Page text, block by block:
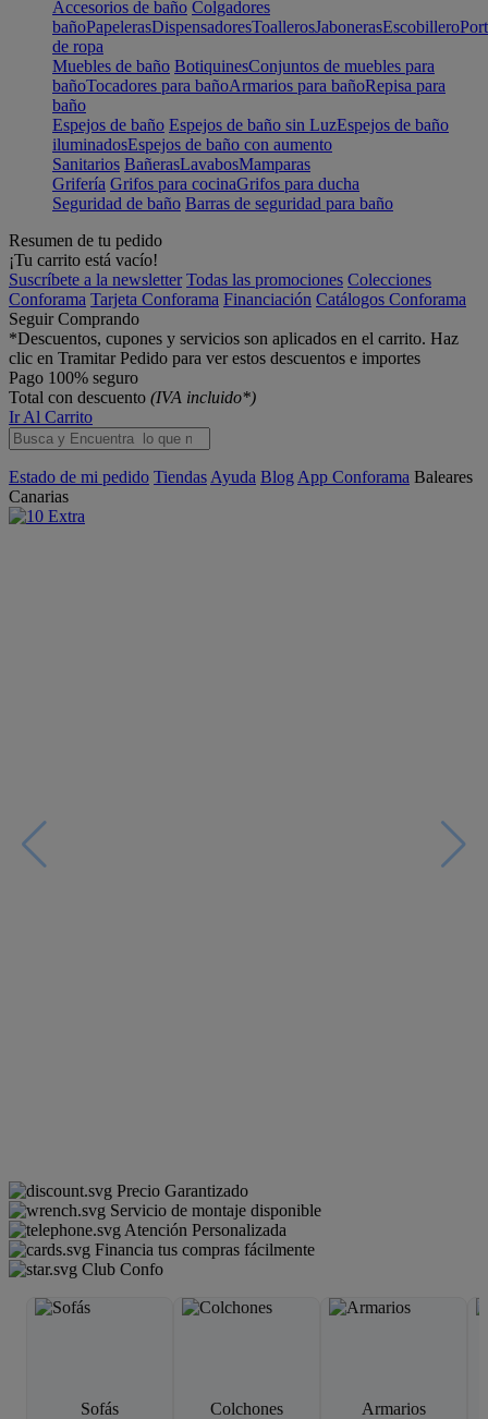
Accesorios de baño Colgadores
bañoPapelerasDispensadoresToallerosJabonerasEscobillero
de ropa
Muebles de baño BotiquinesConjuntos de muebles para
bañoTocadores para bañoArmarios para bañoRepisa para
baño
Espejos de baño Espejos de baño sin LuzEspejos de baño
iluminadosEspejos de baño con aumento
Sanitarios BañerasLavabosMamparas
Grifería Grifos para cocinaGrifos para ducha
Seguridad de baño Barras de seguridad para baño
Resumen de tu pedido
¡Tu carrito está vacío!
Suscríbete a la newsletter Todas las promociones Colecciones
Conforama Tarjeta Conforama Financiación Catálogos Conforama
Seguir Comprando
*Descuentos, cupones y servicios son aplicados en el carrito. Haz
clic en Tramitar Pedido para ver estos descuentos e importes
Pago 100% seguro
Total con descuento (IVA incluido*)
Ir Al Carrito
Estado de mi pedido Tiendas Ayuda Blog App Conforama Baleares
Canarias
Precio Garantizado
Servicio de montaje disponible
Atención Personalizada
Financia tus compras fácilmente
Club Confo
Sofás Colchones Armarios